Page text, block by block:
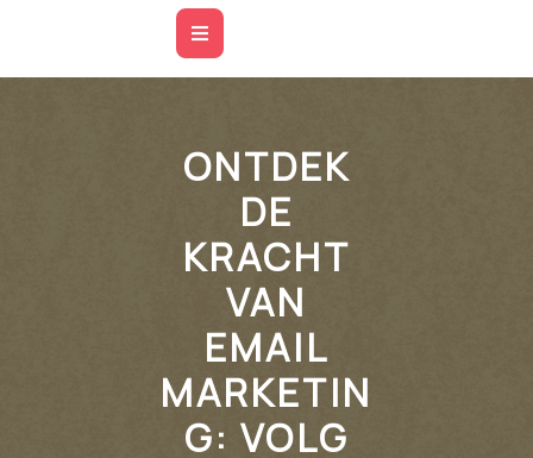
Open
Button
ONTDEK
DE
KRACHT
VAN
EMAIL
MARKETIN
G: VOLG